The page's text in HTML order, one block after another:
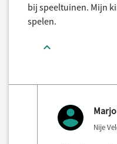
bij speeltuinen. Mijn
spelen.
Nije